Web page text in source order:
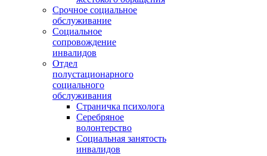
Срочное социальное
обслуживание
Социальное
сопровождение
инвалидов
Отдел
полустационарного
социального
обслуживания
Страничка психолога
Серебряное
волонтерство
Социальная занятость
инвалидов